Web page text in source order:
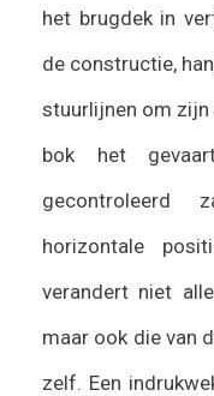
het brugdek in
de constructie,
stuurlijnen om zijn
bok het
gecontroleerd
horizontale
verandert niet
maar ook die van
zelf. Een